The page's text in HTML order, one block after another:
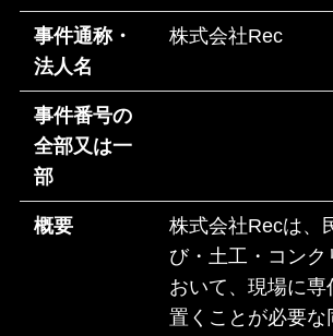
事件通称・
法人名
株式会社Rec
事件番号の
全部又は一
部
概要
株式会社Recは、
び・土工・コンク
おいて、現場に専
置くことが必要な